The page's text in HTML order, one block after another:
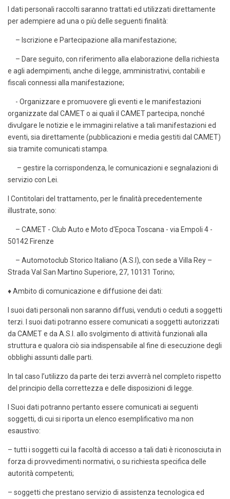
I dati personali raccolti saranno trattati ed utilizzati direttamente
per adempiere ad una o più delle seguenti finalità:
– Iscrizione e Partecipazione alla manifestazione;
– Dare seguito, con riferimento alla elaborazione della richiesta
e agli adempimenti, anche di legge, amministrativi, contabili e
fiscali connessi alla manifestazione;
- Organizzare e promuovere gli eventi e le manifestazioni
organizzate dal CAMET o ai quali il CAMET partecipa, nonché
divulgare le notizie e le immagini relative a tali manifestazioni ed
eventi, sia direttamente (pubblicazioni e media gestiti dal CAMET)
sia tramite comunicati stampa.
– gestire la corrispondenza, le comunicazioni e segnalazioni di
servizio con Lei.
I Contitolari del trattamento, per le finalità precedentemente
illustrate, sono:
– CAMET - Club Auto e Moto d'Epoca Toscana - via Empoli 4 -
50142 Firenze
– Automotoclub Storico Italiano (A.S.I), con sede a Villa Rey –
Strada Val San Martino Superiore, 27, 10131 Torino;
♦ Ambito di comunicazione e diffusione dei dati:
I suoi dati personali non saranno diffusi, venduti o ceduti a soggetti
terzi. I suoi dati potranno essere comunicati a soggetti autorizzati
da CAMET e da A.S.I. allo svolgimento di attività funzionali alla
struttura e qualora ciò sia indispensabile al fine di esecuzione degli
obblighi assunti dalle parti.
In tal caso l’utilizzo da parte dei terzi avverrà nel completo rispetto
del principio della correttezza e delle disposizioni di legge.
I Suoi dati potranno pertanto essere comunicati ai seguenti
soggetti, di cui si riporta un elenco esemplificativo ma non
esaustivo:
– tutti i soggetti cui la facoltà di accesso a tali dati è riconosciuta in
forza di provvedimenti normativi, o su richiesta specifica delle
autorità competenti;
– soggetti che prestano servizio di assistenza tecnologica ed